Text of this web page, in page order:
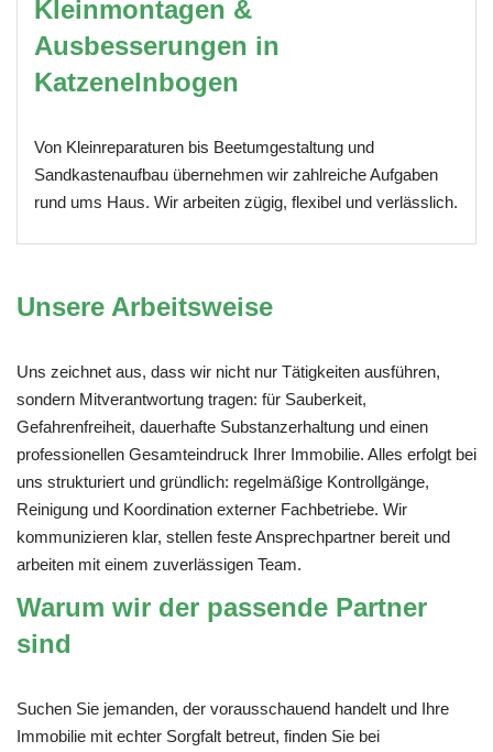
Kleinmontagen &
Ausbesserungen in
Katzenelnbogen
Von Kleinreparaturen bis Beetumgestaltung und
Sandkastenaufbau übernehmen wir zahlreiche Aufgaben
rund ums Haus. Wir arbeiten zügig, flexibel und verlässlich.
Unsere Arbeitsweise
Uns zeichnet aus, dass wir nicht nur Tätigkeiten ausführen,
sondern Mitverantwortung tragen: für Sauberkeit,
Gefahrenfreiheit, dauerhafte Substanzerhaltung und einen
professionellen Gesamteindruck Ihrer Immobilie. Alles erfolgt bei
uns strukturiert und gründlich: regelmäßige Kontrollgänge,
Reinigung und Koordination externer Fachbetriebe. Wir
kommunizieren klar, stellen feste Ansprechpartner bereit und
arbeiten mit einem zuverlässigen Team.
Warum wir der passende Partner
sind
Suchen Sie jemanden, der vorausschauend handelt und Ihre
Immobilie mit echter Sorgfalt betreut, finden Sie bei